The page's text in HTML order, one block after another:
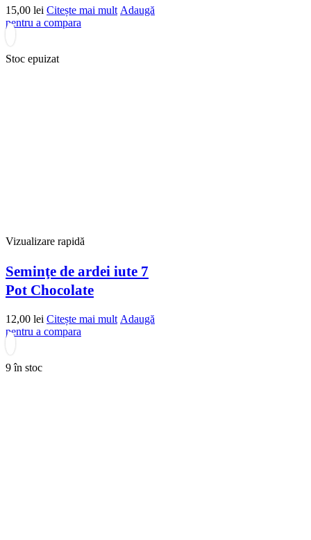
15,00 lei Citește mai mult Adaugă
pentru a compara
Stoc epuizat
Vizualizare rapidă
Seminţe de ardei iute 7
Pot Chocolate
12,00 lei Citește mai mult Adaugă
pentru a compara
9 în stoc